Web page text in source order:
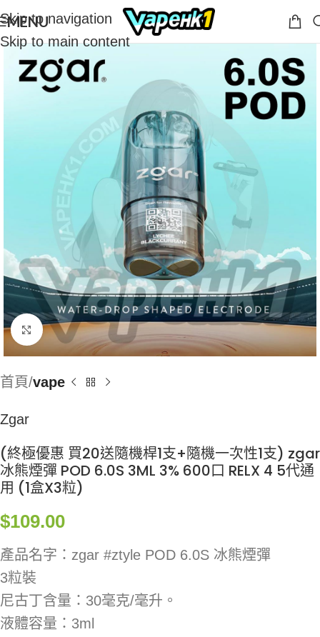
Skip to navigation
Skip to main content
MENU
Click to enlarge
首頁 vape
Zgar
(終極優惠 買20送隨機桿1支+隨機一次性1支) zgar
冰熊煙彈 POD 6.0S 3ML 3% 600口 RELX 4 5代通
用 (1盒X3粒)
$109.00
產品名字：zgar #ztyle POD 6.0S 冰熊煙彈
3粒裝
尼古丁含量：30毫克/毫升。
液體容量：3ml